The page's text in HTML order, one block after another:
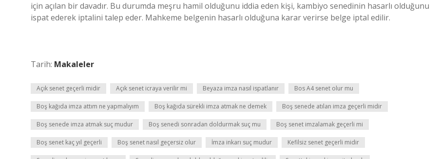
için açılan bir davadır. Bu durumda meşru hamil olduğunu iddia eden kişi, kambiyo senedinin hasarlı olduğunu
ispat ederek iptalini talep eder. Mahkeme belgenin hasarlı olduğuna karar verirse belge iptal edilir.
Tarih: Makaleler
Açık senet geçerli midir Açık senet icraya verilir mi Beyaza imza nasıl ispatlanır Bos A4 senet olur mu
Boş kağıda imza attım ne yapmalıyım Boş kağıda sürekli imza atmak ne demek Boş senede atılan imza geçerli midir
Boş senede imza atmak suç mudur Boş senedi sonradan doldurmak suç mu Boş senet imzalamak geçerli mi
Boş senet kaç yıl geçerli Boş senet nasıl geçersiz olur İmza inkarı suç mudur Kefilsiz senet geçerli midir